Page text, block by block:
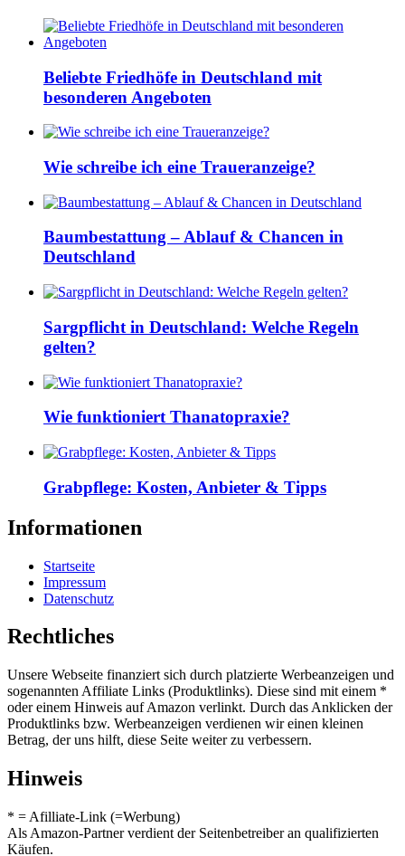
Beliebte Friedhöfe in Deutschland mit
besonderen Angeboten
Wie schreibe ich eine Traueranzeige?
Baumbestattung – Ablauf & Chancen in
Deutschland
Sargpflicht in Deutschland: Welche Regeln
gelten?
Wie funktioniert Thanatopraxie?
Grabpflege: Kosten, Anbieter & Tipps
Informationen
Startseite
Impressum
Datenschutz
Rechtliches
Unsere Webseite finanziert sich durch platzierte Werbeanzeigen und
sogenannten Affiliate Links (Produktlinks). Diese sind mit einem *
oder einem Hinweis auf Amazon verlinkt. Durch das Anklicken der
Produktlinks bzw. Werbeanzeigen verdienen wir einen kleinen
Betrag, der uns hilft, diese Seite weiter zu verbessern.
Hinweis
* = Afilliate-Link (=Werbung)
Als Amazon-Partner verdient der Seitenbetreiber an qualifizierten
Käufen.